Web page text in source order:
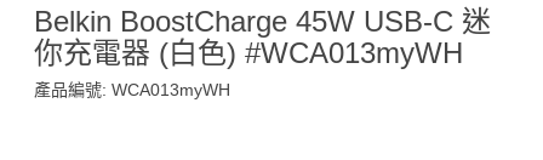
Belkin BoostCharge 45W USB-C 迷
你充電器 (白色) #WCA013myWH
產品編號: WCA013myWH